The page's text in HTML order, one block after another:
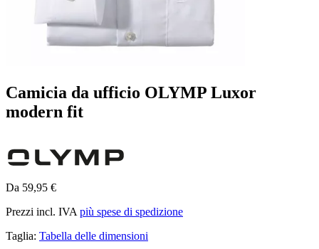
Camicia da ufficio OLYMP Luxor
modern fit
Da 59,95 €
Prezzi incl. IVA più spese di spedizione
Taglia: Tabella delle dimensioni